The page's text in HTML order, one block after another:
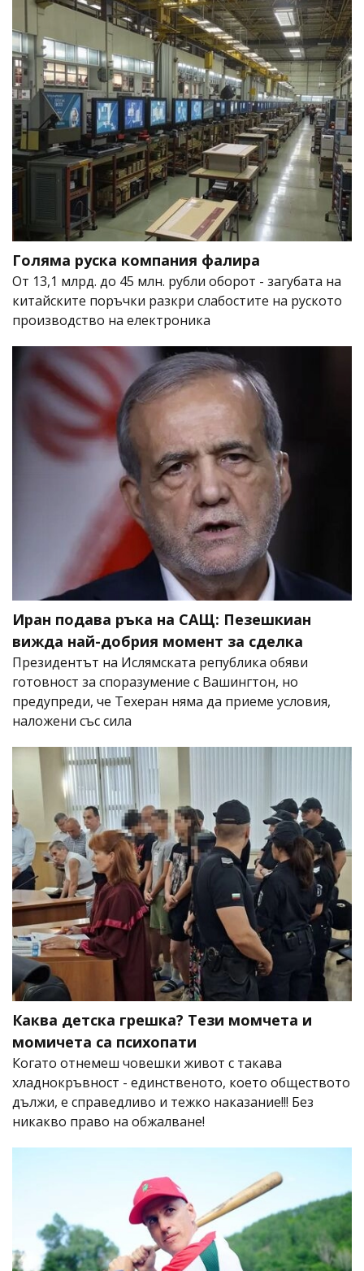
Голяма руска компания фалира
От 13,1 млрд. до 45 млн. рубли оборот - загубата на
китайските поръчки разкри слабостите на руското
производство на електроника
Иран подава ръка на САЩ: Пезешкиан
вижда най-добрия момент за сделка
Президентът на Ислямската република обяви
готовност за споразумение с Вашингтон, но
предупреди, че Техеран няма да приеме условия,
наложени със сила
Каква детска грешка? Тези момчета и
момичета са психопати
Когато отнемеш човешки живот с такава
хладнокръвност - единственото, което обществото
дължи, е справедливо и тежко наказание!!! Без
никакво право на обжалване!